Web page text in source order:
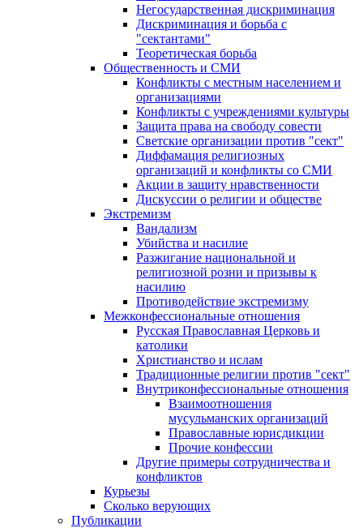
Негосударственная дискриминация
Дискриминация и борьба с
"сектантами"
Теоретическая борьба
Общественность и СМИ
Конфликты с местным населением и
организациями
Конфликты с учреждениями культуры
Защита права на свободу совести
Светские организации против "сект"
Диффамация религиозных
организаций и конфликты со СМИ
Акции в защиту нравственности
Дискуссии о религии и обществе
Экстремизм
Вандализм
Убийства и насилие
Разжигание национальной и
религиозной розни и призывы к
насилию
Противодействие экстремизму
Межконфессиональные отношения
Русская Православная Церковь и
католики
Христианство и ислам
Традиционные религии против "сект"
Внутриконфессиональные отношения
Взаимоотношения
мусульманских организаций
Православные юрисдикции
Прочие конфессии
Другие примеры сотрудничества и
конфликтов
Курьезы
Сколько верующих
Публикации